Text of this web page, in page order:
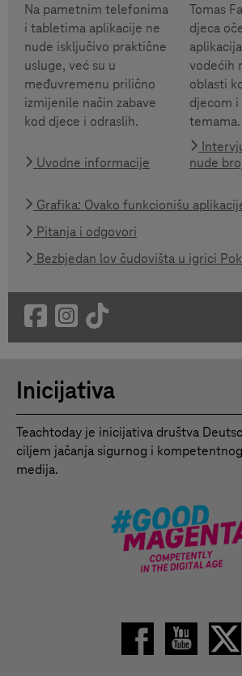
Na pametnim telefonima
i tabletima aplikacije ne
nude isključivo praktične
usluge, već su u
međuvremenu prilično
izmijenile način zabave
kod djece i odraslih.
Uvodne informacije
Tomas
djeca
vodećih
oblasti
djecom
temama.
nude
Grafika: Ovako funkcionišu
Pitanja i odgovori
Bezbjedan lov čudovišta u igrici
Inicijativa
Teachtoday je inicijativa društva
ciljem jačanja sigurnog i
medija.